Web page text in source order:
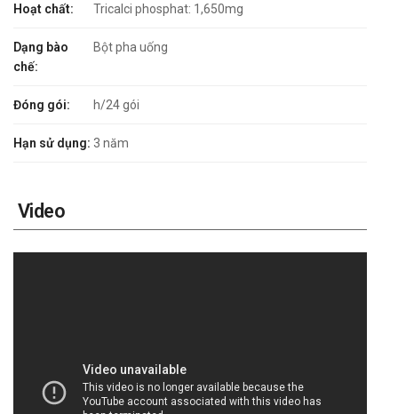
Hoạt chất: Tricalci phosphat: 1,650mg
Dạng bào
chế:
Bột pha uống
Đóng gói: h/24 gói
Hạn sử dụng: 3 năm
Video